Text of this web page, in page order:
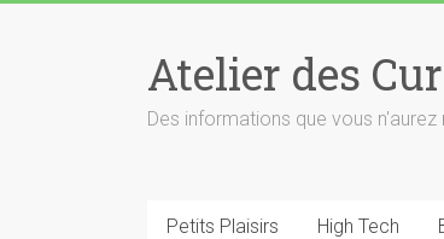
Atelier des
Des informations que vous n'aurez
Petits Plaisirs High Tech